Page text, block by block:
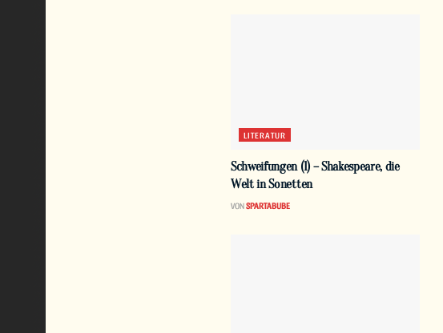
LITERATUR
Schweifungen (1) – Shakespeare, die
Welt in Sonetten
VONSPARTABUBE